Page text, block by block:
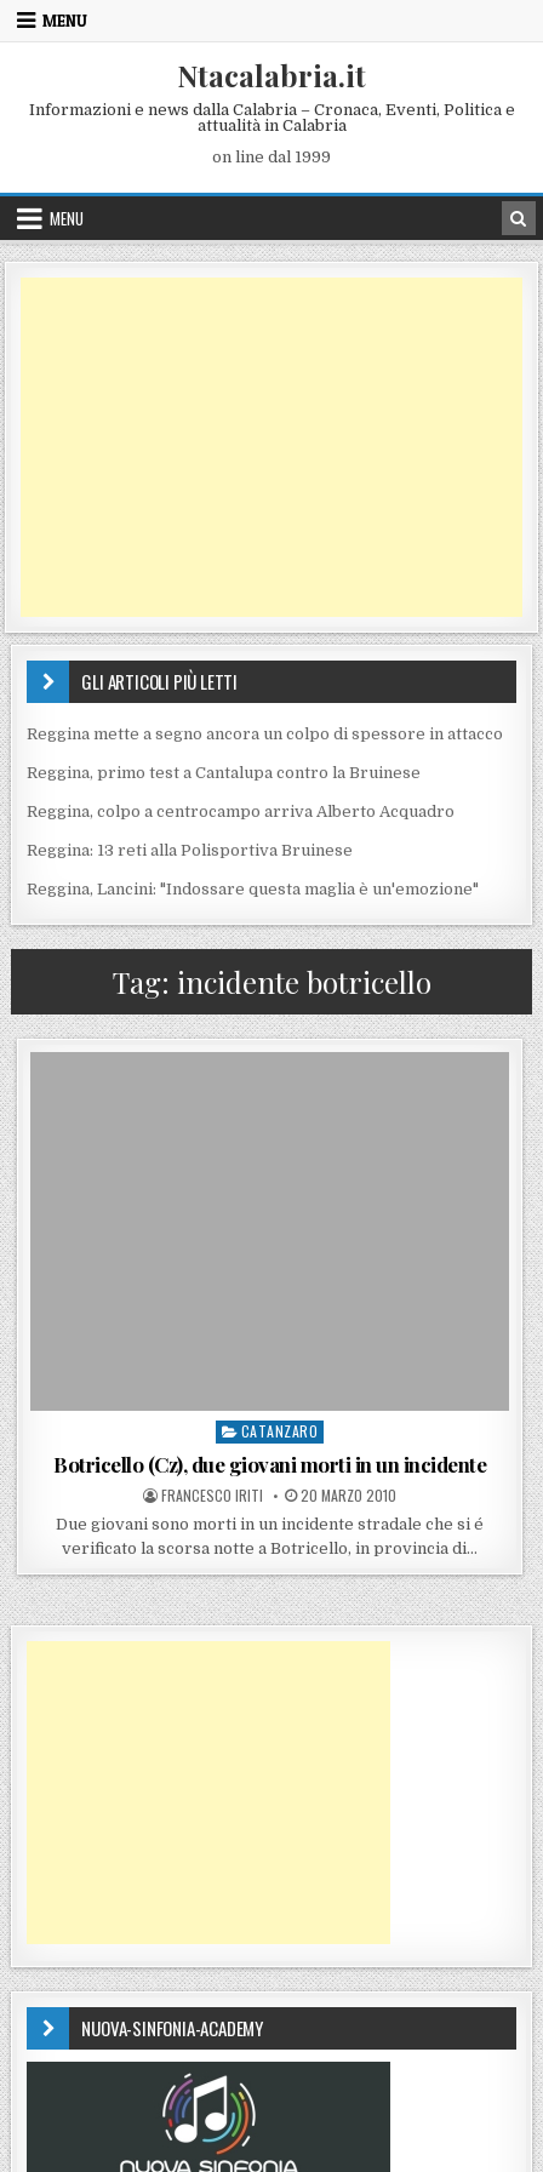
Skip to content
MENU
Ntacalabria.it
Informazioni e news dalla Calabria – Cronaca, Eventi, Politica e
attualità in Calabria
on line dal 1999
MENU
GLI ARTICOLI PIÙ LETTI
Reggina mette a segno ancora un colpo di spessore in attacco
Reggina, primo test a Cantalupa contro la Bruinese
Reggina, colpo a centrocampo arriva Alberto Acquadro
Reggina: 13 reti alla Polisportiva Bruinese
Reggina, Lancini: "Indossare questa maglia è un'emozione"
Tag: incidente botricello
Posted in
CATANZARO
Botricello (Cz), due giovani morti in un incidente
POSTED BY
FRANCESCO IRITI POSTED ON
20 MARZO 2010
Due giovani sono morti in un incidente stradale che si é
verificato la scorsa notte a Botricello, in provincia di…
NUOVA-SINFONIA-ACADEMY